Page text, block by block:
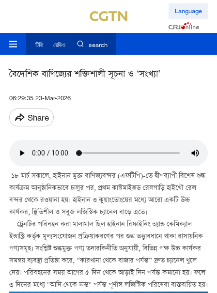
Language
টিভি রেডিও search
বৈদেশিক বাণিজ্যের শক্তিশালী সূচনা ও ‘সংখ্যা’
06:29:35 23-Mar-2026
Share
১৮ মার্চ সকালে, হাইনান মুক্ত বাণিজ্যবন্দর (এফটিপি)-তে দ্বীপব্যাপী বিশেষ শুল্ক
কার্যক্রম আনুষ্ঠানিকভাবে চালুর পর, প্রথম কাস্টমাইজড রেলগাড়ি হাইখৌ রেল
বন্দর থেকে রওয়ানা হয়। হাইনান ও কুয়াংতোংয়ের মধ্যে আরো একটি উচ্চ
কার্যকর, স্থিতিশীল ও সবুজ লজিস্টিক চ্যানেল বাড়ে এতে।
ট্রেনটির পরিবহন করা মালামাল ছিল হাইনান রিফাইনিং অ্যান্ড কেমিক্যাল
ইন্ডাস্ট্রি কর্তৃক মূল্যসংযোজন প্রক্রিয়াকরণের পর শুল্ক তত্ত্বাবধানে থাকা রাসায়নিক
পণ্যসমূহ। সংশ্লিষ্ট শুল্কমুক্ত পণ্য তদারকিনীতি অনুযায়ী, বিভিন্ন পক্ষ উচ্চ কার্যকর
সমন্বয় ব্যবস্থা প্রতিষ্ঠা করে, “কারখানা থেকে বাজার পর্যন্ত” দ্রুত চ্যানেল খুলে
দেয়। পরিবহনের সময় আগের ৫ দিন থেকে আড়াই দিন পর্যন্ত কমানো হয়। ফলে
৩ দিনের মধ্যে "আদি থেকে অন্ত" পর্যন্ত পূর্ণাঙ্গ লজিস্টিক পরিষেবা বাস্তবায়িত হয়।